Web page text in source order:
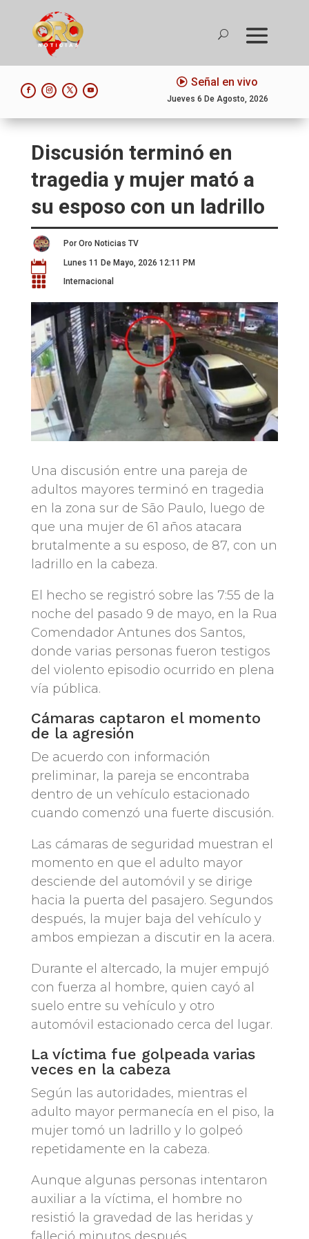
Señal en vivo
Jueves 6 De Agosto, 2026
Discusión terminó en
tragedia y mujer mató a
su esposo con un ladrillo
Por Oro Noticias TV
 Lunes 11 De Mayo, 2026 12:11 PM
 Internacional
Una discusión entre una pareja de
adultos mayores terminó en tragedia
en la zona sur de São Paulo, luego de
que una mujer de 61 años atacara
brutalmente a su esposo, de 87, con un
ladrillo en la cabeza.
El hecho se registró sobre las 7:55 de la
noche del pasado 9 de mayo, en la Rua
Comendador Antunes dos Santos,
donde varias personas fueron testigos
del violento episodio ocurrido en plena
vía pública.
Cámaras captaron el momento
de la agresión
De acuerdo con información
preliminar, la pareja se encontraba
dentro de un vehículo estacionado
cuando comenzó una fuerte discusión.
Las cámaras de seguridad muestran el
momento en que el adulto mayor
desciende del automóvil y se dirige
hacia la puerta del pasajero. Segundos
después, la mujer baja del vehículo y
ambos empiezan a discutir en la acera.
Durante el altercado, la mujer empujó
con fuerza al hombre, quien cayó al
suelo entre su vehículo y otro
automóvil estacionado cerca del lugar.
La víctima fue golpeada varias
veces en la cabeza
Según las autoridades, mientras el
adulto mayor permanecía en el piso, la
mujer tomó un ladrillo y lo golpeó
repetidamente en la cabeza.
Aunque algunas personas intentaron
auxiliar a la víctima, el hombre no
resistió la gravedad de las heridas y